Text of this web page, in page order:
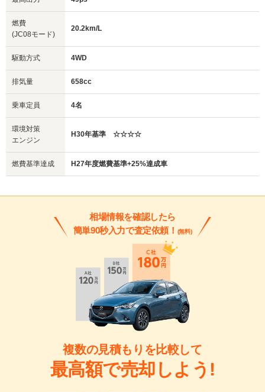
燃費
(JC08モード)
20.2km/L
駆動方式 4WD
排気量 658cc
乗車定員 4名
環境対策
エンジン
H30年基準 ☆☆☆☆
燃費基準達成 H27年度燃費基準+25%達成車
相場情報を確認したら
簡単90秒入力で査定依頼！ (無料)
複数の見積もりを比較して
最高額で売却しよう!